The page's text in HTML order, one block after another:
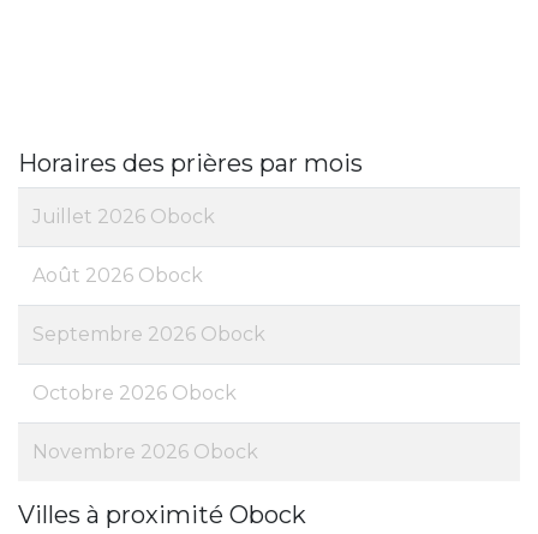
Horaires des prières par mois
Juillet 2026 Obock
Août 2026 Obock
Septembre 2026 Obock
Octobre 2026 Obock
Novembre 2026 Obock
Villes à proximité Obock